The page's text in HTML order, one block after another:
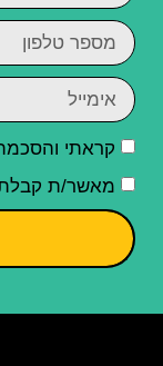
קראתי
מאשר/ת קבלת